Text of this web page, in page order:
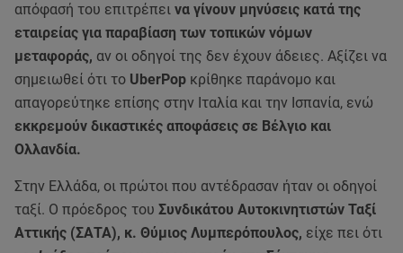
απόφασή του επιτρέπει να γίνουν μηνύσεις κατά της
εταιρείας για παραβίαση των τοπικών νόμων
μεταφοράς, αν οι οδηγοί της δεν έχουν άδειες. Αξίζει να
σημειωθεί ότι το UberPop κρίθηκε παράνομο και
απαγορεύτηκε επίσης στην Ιταλία και την Ισπανία, ενώ
εκκρεμούν δικαστικές αποφάσεις σε Βέλγιο και
Ολλανδία.
Στην Ελλάδα, οι πρώτοι που αντέδρασαν ήταν οι οδηγοί
ταξί. Ο πρόεδρος του Συνδικάτου Αυτοκινητιστών Ταξί
Αττικής (ΣΑΤΑ), κ. Θύμιος Λυμπερόπουλος, είχε πει ότι